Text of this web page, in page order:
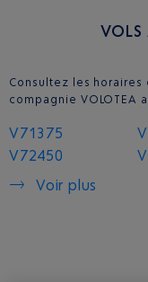
VOLS
Consultez les
compagnie VOLOTEA
V71375
V72450
Voir plus